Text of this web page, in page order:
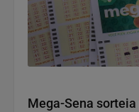
Mega-Sena